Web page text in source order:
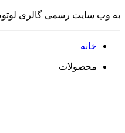
به وب سایت رسمی گالری
خانه
محصولات